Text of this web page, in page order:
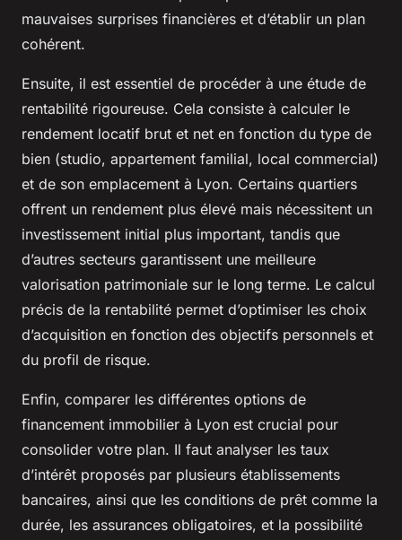
mauvaises surprises financières et d’établir un plan
cohérent.
Ensuite, il est essentiel de procéder à une étude de
rentabilité rigoureuse. Cela consiste à calculer le
rendement locatif brut et net en fonction du type de
bien (studio, appartement familial, local commercial)
et de son emplacement à Lyon. Certains quartiers
offrent un rendement plus élevé mais nécessitent un
investissement initial plus important, tandis que
d’autres secteurs garantissent une meilleure
valorisation patrimoniale sur le long terme. Le calcul
précis de la rentabilité permet d’optimiser les choix
d’acquisition en fonction des objectifs personnels et
du profil de risque.
Enfin, comparer les différentes options de
financement immobilier à Lyon est crucial pour
consolider votre plan. Il faut analyser les taux
d’intérêt proposés par plusieurs établissements
bancaires, ainsi que les conditions de prêt comme la
durée, les assurances obligatoires, et la possibilité